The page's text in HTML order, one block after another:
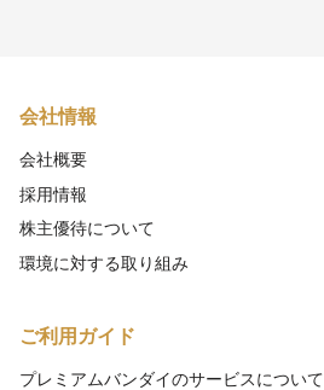
会社情報
会社概要
採用情報
株主優待について
環境に対する取り組み
ご利用ガイド
プレミアムバンダイのサービスについて